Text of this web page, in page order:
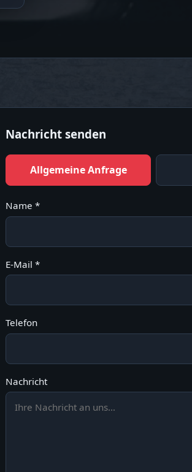
Nachricht senden
Allgemeine Anfrage
Name *
E-Mail *
Telefon
Nachricht